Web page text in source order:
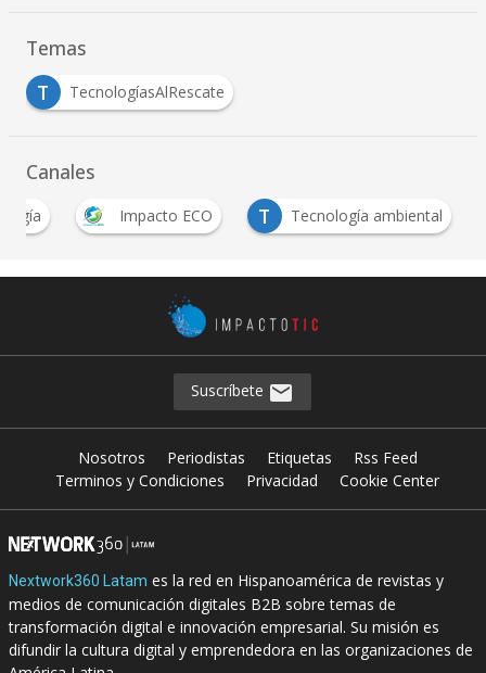
Temas
T
TecnologíasAlRescate
Canales
Impacto ECO T Tecnología ambiental
Suscríbete
Nosotros Periodistas Etiquetas
Rss Feed
Terminos y Condiciones
Privacidad Cookie Center
Nextwork360 Latam es la red en Hispanoamérica de revistas y
medios de comunicación digitales B2B sobre temas de
transformación digital e innovación empresarial. Su misión es
difundir la cultura digital y emprendedora en las organizaciones de